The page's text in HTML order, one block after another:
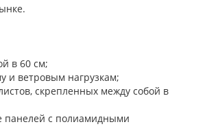
в 60 см;
и ветровым нагрузкам;
скрепленных между собой в
панелей с полиамидными